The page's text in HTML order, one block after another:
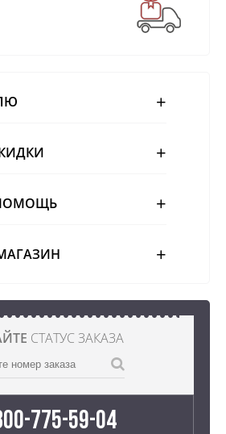
СТАТУС ЗАКАЗА
775-59-04